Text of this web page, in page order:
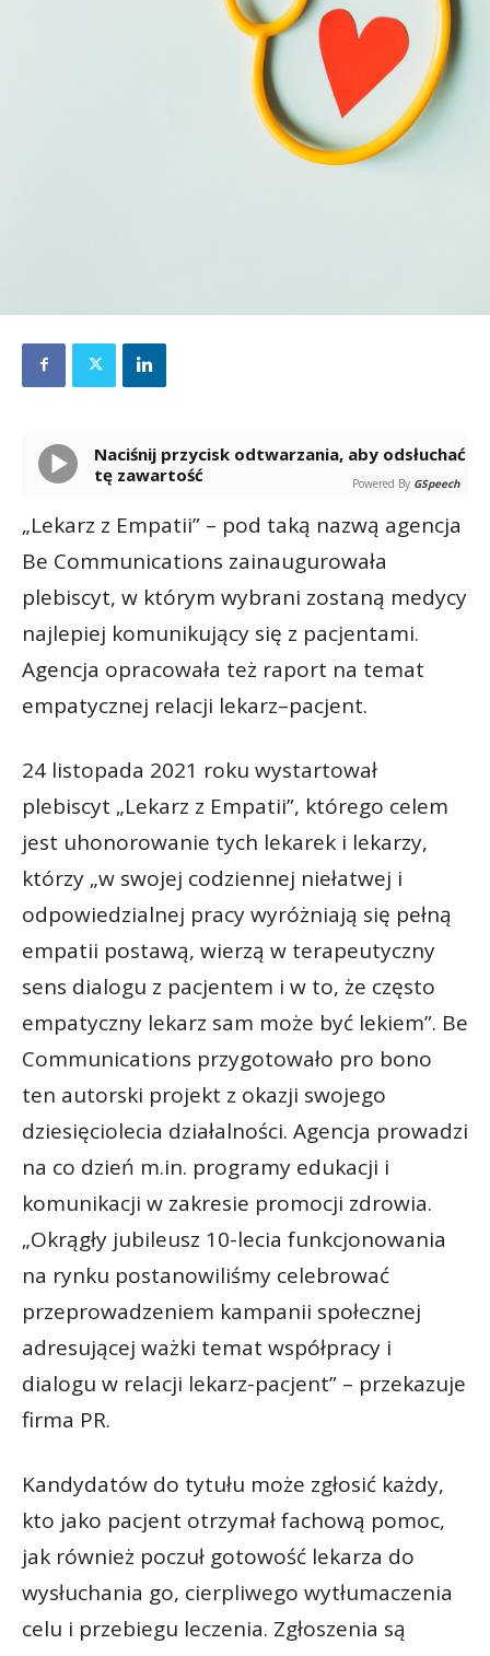
Naciśnij przycisk odtwarzania, aby odsłuchać
tę zawartość
Powered By GSpeech
„Lekarz z Empatii” – pod taką nazwą agencja
Be Communications zainaugurowała
plebiscyt, w którym wybrani zostaną medycy
najlepiej komunikujący się z pacjentami.
Agencja opracowała też raport na temat
empatycznej relacji lekarz–pacjent.
24 listopada 2021 roku wystartował
plebiscyt „Lekarz z Empatii”, którego celem
jest uhonorowanie tych lekarek i lekarzy,
którzy „w swojej codziennej niełatwej i
odpowiedzialnej pracy wyróżniają się pełną
empatii postawą, wierzą w terapeutyczny
sens dialogu z pacjentem i w to, że często
empatyczny lekarz sam może być lekiem”. Be
Communications przygotowało pro bono
ten autorski projekt z okazji swojego
dziesięciolecia działalności. Agencja prowadzi
na co dzień m.in. programy edukacji i
komunikacji w zakresie promocji zdrowia.
„Okrągły jubileusz 10-lecia funkcjonowania
na rynku postanowiliśmy celebrować
przeprowadzeniem kampanii społecznej
adresującej ważki temat współpracy i
dialogu w relacji lekarz-pacjent” – przekazuje
firma PR.
Kandydatów do tytułu może zgłosić każdy,
kto jako pacjent otrzymał fachową pomoc,
jak również poczuł gotowość lekarza do
wysłuchania go, cierpliwego wytłumaczenia
celu i przebiegu leczenia. Zgłoszenia są